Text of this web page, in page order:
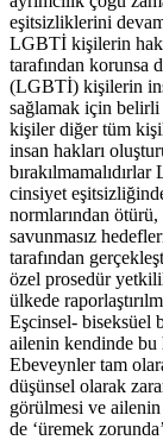
eşitsizliklerini
LGBTİ kişilerin
tarafından korunsa
(LGBTİ) kişilerin
sağlamak için
kişiler diğer tüm
insan hakları
cinsiyet
normlarından
savunmasız
tarafından
özel prosedür
ülkede
Eşcinsel- biseksüel
ailenin kendinde bu
Ebeveynler tam
düşünsel olarak
görülmesi ve ailenin
de ‘üremek